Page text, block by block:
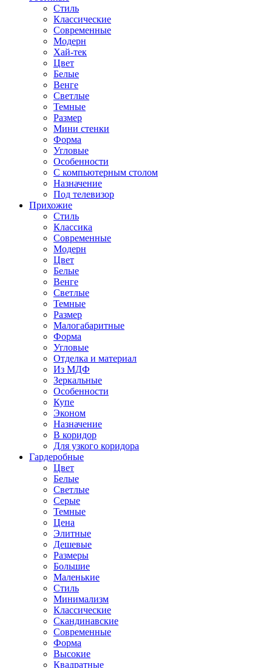
Стиль
Классические
Современные
Модерн
Хай-тек
Цвет
Белые
Венге
Светлые
Темные
Размер
Мини стенки
Форма
Угловые
Особенности
С компьютерным столом
Назначение
Под телевизор
Прихожие
Стиль
Классика
Современные
Модерн
Цвет
Белые
Венге
Светлые
Темные
Размер
Малогабаритные
Форма
Угловые
Отделка и материал
Из МДФ
Зеркальные
Особенности
Купе
Эконом
Назначение
В коридор
Для узкого коридора
Гардеробные
Цвет
Белые
Светлые
Серые
Темные
Цена
Элитные
Дешевые
Размеры
Большие
Маленькие
Стиль
Минимализм
Классические
Скандинавские
Современные
Форма
Высокие
Квадратные